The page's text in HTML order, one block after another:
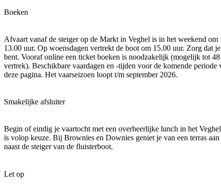
Boeken
Afvaart vanaf de steiger op de Markt in Veghel is in het weekend om
13.00 uur. Op woensdagen vertrekt de boot om 15.00 uur. Zorg dat
bent. Vooraf online een ticket boeken is noodzakelijk (mogelijk tot
vertrek). Beschikbare vaardagen en -tijden voor de komende periode
deze pagina. Het vaarseizoen loopt t/m september 2026.
Smakelijke afsluiter
Begin of eindig je vaartocht met een overheerlijke lunch in het
is volop keuze. Bij Brownies en Downies geniet je van een terras
naast de steiger van de fluisterboot.
Let op